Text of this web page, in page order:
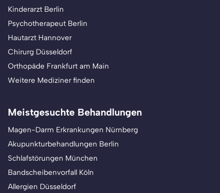
Kinderarzt Berlin
Psychotherapeut Berlin
Hautarzt Hannover
Chirurg Düsseldorf
Orthopäde Frankfurt am Main
Weitere Mediziner finden
Meistgesuchte Behandlungen
Magen-Darm Erkrankungen Nürnberg
Akupunkturbehandlungen Berlin
Schlafstörungen München
Bandscheibenvorfall Köln
Allergien Düsseldorf